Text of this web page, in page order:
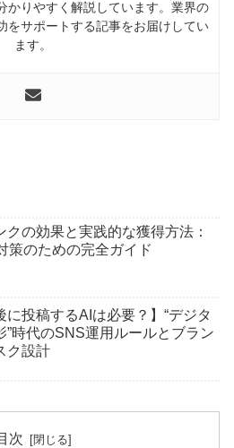
かりやすく解説しています。業界の
をサポートする記事をお届けしてい
ます。
クの効果と実践的な獲得方法：
策のための完全ガイド
に投稿するAIは必要？】“デジタ
”時代のSNS運用ルールとブラン
ク設計
次